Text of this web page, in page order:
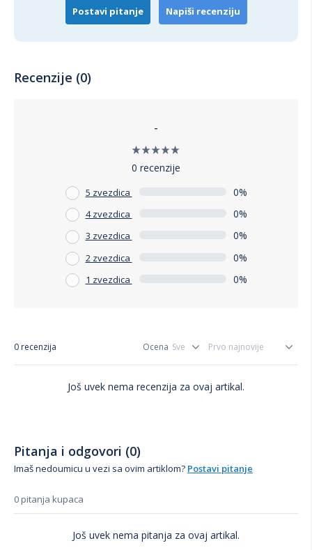
Postavi pitanje Napiši recenziju
Recenzije (0)
-
0 recenzije
5 zvezdica 0%
4 zvezdica 0%
3 zvezdica 0%
2 zvezdica 0%
1 zvezdica 0%
0 recenzija Ocena
Još uvek nema recenzija za ovaj artikal.
Pitanja i odgovori (0)
Imaš nedoumicu u vezi sa ovim artiklom? Postavi pitanje
0 pitanja kupaca
Još uvek nema pitanja za ovaj artikal.